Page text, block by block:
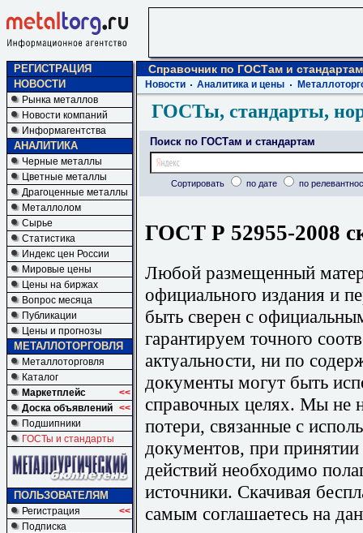
РЕГИСТРАЦИЯ
НОВОСТИ
Рынка металлов
Новости компаний
Информагентства
АНАЛИТИКА
Черные металлы
Цветные металлы
Драгоценные металлы
Металлолом
Сырье
Статистика
Индекс цен России
Мировые цены
Цены на биржах
Вопрос месяца
Публикации
Цены и прогнозы
МЕТАЛЛОТОРГОВЛЯ
Металлоторговля
Каталог
Маркетплейс
<<
Доска объявлений <<
Подшипники
ГОСТы и стандарты
ПОЛЬЗОВАТЕЛЯМ
Регистрация
<<
Подписка
Справочник по ГОСТам и стандартам
Новости Аналитика и цены
ГОСТы, стандарты,
Поиск по ГОСТам и стандартам
Сортировать по дате по
ГОСТ Р 52955-2008
Любой размещенный
официального издания и
быть сверен с
гарантируем точного
актуальности, ни по
документы могут быть
справочных целях. Мы не
потери, связанные с
документов, при
действий необходимо
источники. Скачивая
самым соглашаетесь на